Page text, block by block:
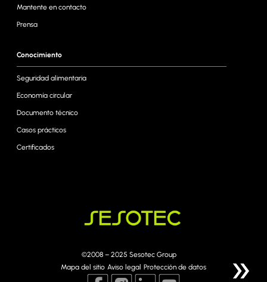
Mantente en contacto
Prensa
Conocimiento
Seguridad alimentaria
Economía circular
Documento técnico
Casos prácticos
Certificados
©2008 – 2025 Sesotec Group
Mapa del sitio Aviso legal Protección de datos